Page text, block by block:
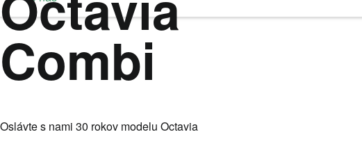
Combi
Oslávte s nami 30 rokov modelu Octavia